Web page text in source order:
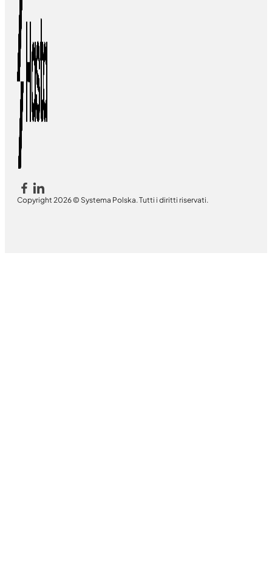
Copyright 2026 © Systema Polska. Tutti i diritti riservati.